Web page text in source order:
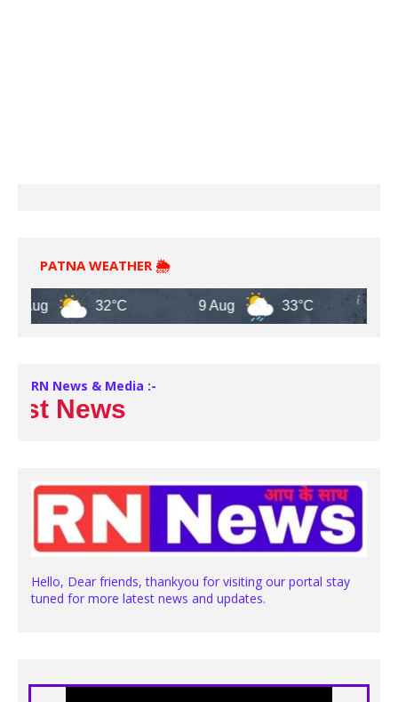
PATNA WEATHER 🌦️
32°C 9 Aug 33°C 10 Aug
RN News & Media :-
News
Hello, Dear friends, thankyou for visiting our portal stay
tuned for more latest news and updates.